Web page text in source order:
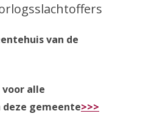
van de
alle
gemeente>>>